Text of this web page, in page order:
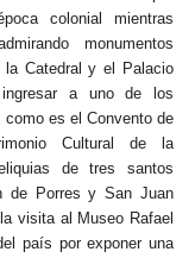
colonial mientras
monumentos
la Catedral y el Palacio
ingresar a uno de los
es el Convento de
Cultural de la
de tres santos
de Porres y San Juan
visita al Museo Rafael
país por exponer una